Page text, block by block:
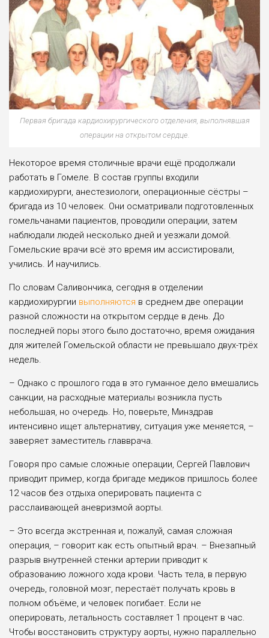
Первая бригада кардиохирургического отделения, выполнявшая
операции на открытом сердце.
Некоторое время столичные врачи ещё продолжали
работать в Гомеле. В состав группы входили
кардиохирурги, анестезиологи, операционные сёстры –
бригада из 10 человек. Они осма­тривали подготовленных
гомельчанами пациентов, проводили операции, затем
наблюдали людей несколько дней и уез­жали домой.
Гомельские врачи всё это время им ассистировали,
учились. И научились.
По словам Саливончика, сегодня в отделении
кардиохирургии выполня­ются в среднем две операции
разной сложности на открытом сердце в день. До
последней поры этого было достаточно, время ожидания
для жите­лей Гомельской области не превышало двух-трёх
недель.
– Однако с прошлого года в это гу­манное дело вмешались
санкции, на расходные материалы возникла пусть
небольшая, но очередь. Но, поверьте, Минздрав
интенсивно ищет альтерна­тиву, ситуация уже меняется, –
заве­ряет заместитель главврача.
Говоря про самые сложные опера­ции, Сергей Павлович
приводит при­мер, когда бригаде медиков пришлось более
12 часов без отдыха опериро­вать пациента с
расслаивающей анев­ризмой аорты.
– Это всегда экстренная и, пожа­луй, самая сложная
операция, – го­ворит как есть опытный врач. – Вне­запный
разрыв внутренней стенки ар­терии приводит к
образованию лож­ного хода крови. Часть тела, в первую
очередь, головной мозг, перестаёт по­лучать кровь в
полном объёме, и че­ловек погибает. Если не
оперировать, летальность составляет 1 процент в час.
Чтобы восстановить структуру аорты, нужно параллельно